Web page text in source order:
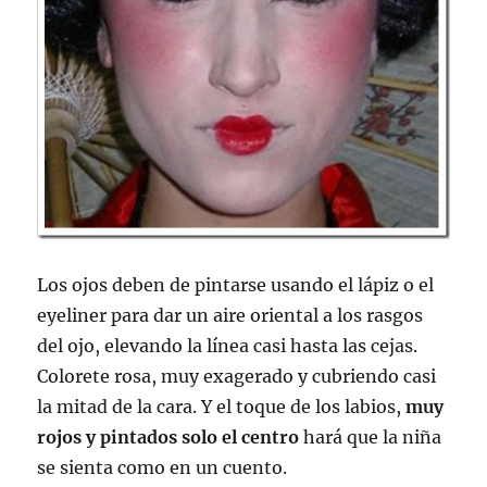
Los ojos deben de pintarse usando el lápiz o el
eyeliner para dar un aire oriental a los rasgos
del ojo, elevando la línea casi hasta las cejas.
Colorete rosa, muy exagerado y cubriendo casi
la mitad de la cara. Y el toque de los labios,muy
rojos y pintados solo el centro hará que la niña
se sienta como en un cuento.